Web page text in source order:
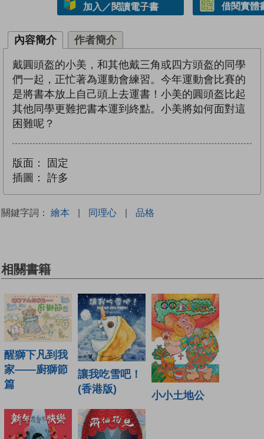
加入／閱讀電子書 借閱實體
內容簡介 作者簡介
戴圓頭盔的小美，和其他戴三角或四方頭盔的同學
們一起，正忙著為運動會練習。今年運動會比賽的
是將書本放上自己頭上去運書！小美的圓頭盔比起
其他同學更難把書本運到終點。小美將如何面對這
困難呢？
版面：
固定
插圖：
許多
關鍵字詞： 繪本 | 同理心 | 品格
相關書籍
醒獅下凡到我
家——廚獅節
篇
讓我吃雪吧！
(香港版)
小小土地公